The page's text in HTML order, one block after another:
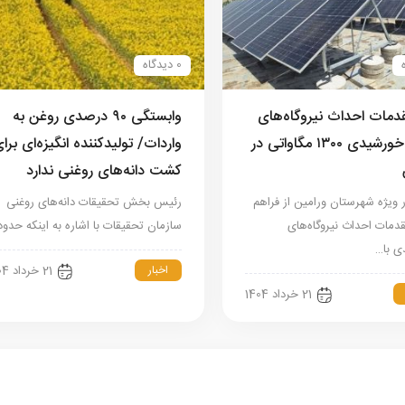
احداث نیروگاه‌های
انرژی خورشیدی ۱۳۰۰ مگاواتی در
ویژه شهرستان ورامین از فراهم
احداث نیروگاه‌های
با…
21 خرداد 1404
0 دیدگاه
وابستگی ۹۰ درصدی روغن به
واردات/ تولیدکننده انگیزه‌ای
کشت دانه‌های روغنی ندارد
رئیس بخش تحقیقات دانه‌های روغنی
سازمان تحقیقات با اشاره به اینکه
اخبار 21 خرداد 1404